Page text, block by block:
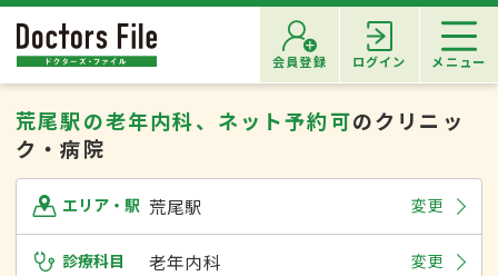
会員登録 ログイン メニュー
荒尾駅の老年内科、ネット予約可のクリニッ
ク・病院
エリア・駅 荒尾駅 変更
診療科目 老年内科 変更